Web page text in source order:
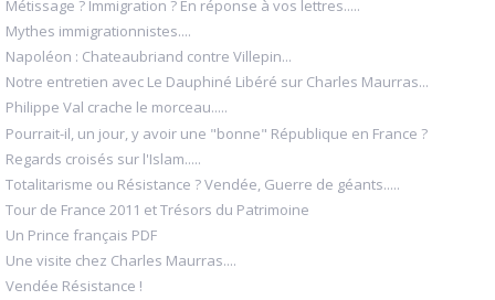
Métissage ? Immigration ? En réponse à vos lettres.....
Mythes immigrationnistes....
Napoléon : Chateaubriand contre Villepin...
Notre entretien avec Le Dauphiné Libéré sur Charles Maurras...
Philippe Val crache le morceau.....
Pourrait-il, un jour, y avoir une "bonne" République en France ?
Regards croisés sur l'Islam.....
Totalitarisme ou Résistance ? Vendée, Guerre de géants.....
Tour de France 2011 et Trésors du Patrimoine
Un Prince français PDF
Une visite chez Charles Maurras....
Vendée Résistance !